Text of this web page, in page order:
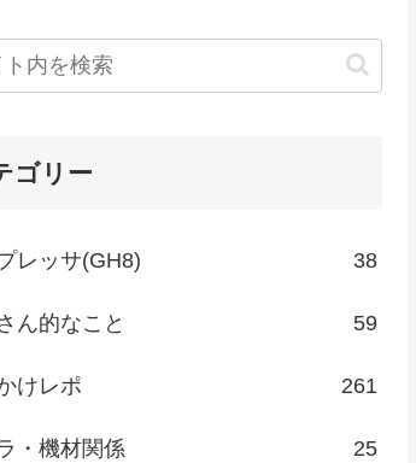
ゴリー
レッサ(GH8) 38
ん的なこと 59
けレポ 261
・機材関係 25